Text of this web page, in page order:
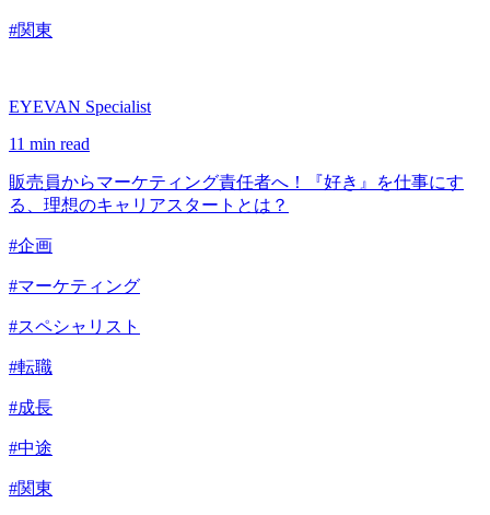
#関東
EYEVAN Specialist
11 min read
販売員からマーケティング責任者へ！『好き』を仕事にす
る、理想のキャリアスタートとは？
#企画
#マーケティング
#スペシャリスト
#転職
#成長
#中途
#関東